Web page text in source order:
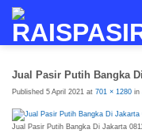
content
Jual Pasir Putih Bangka
Published 5 April 2021 at 701 × 1280 in
Jual Pasir Putih Bangka Di Jakarta